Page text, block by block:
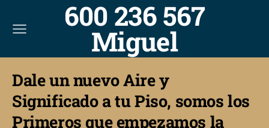
600 236 567
Miguel
Dale un nuevo Aire y
Significado a tu Piso, somos los
Primeros que empezamos la